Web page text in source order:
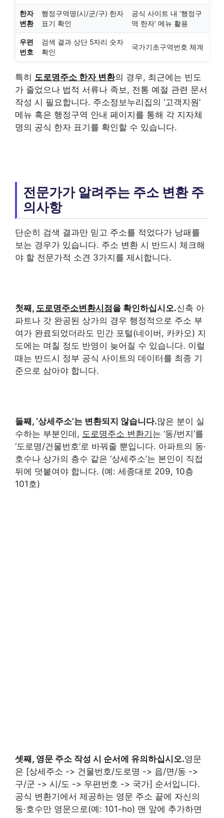
한자
변환
행정구역명(시/군/구) 한자
표기 확인
공식 사이트 내 ‘행정구
역 한자’ 메뉴 활용
우편
번호
검색 결과 상단 5자리 숫자
확인
국가기초구역번호 체계
특히 도로명주소 한자 변환의 경우, 최근에는 빈도
가 줄었으나 법적 서류나 족보, 전통 예절 관련 문서
작성 시 필요합니다. 주소정보누리집의 ‘고객지원’
메뉴 혹은 행정구역 안내 페이지를 통해 각 지자체
명의 공식 한자 표기를 확인할 수 있습니다.
전문가가 알려주는 주소 변환 주
의사항
단순히 검색 결과만 믿고 주소를 적었다가 낭패를
보는 경우가 있습니다. 주소 변환 시 반드시 체크해
야 할 전문가적 소견 3가지를 제시합니다.
첫째, 도로명주소변환시점 을 확인하십시오.신축 아
파트나 갓 완공된 상가의 경우 행정적으로 주소 부
여가 완료되었더라도 민간 포털(네이버, 카카오) 지
도에는 며칠 정도 반영이 늦어질 수 있습니다. 이럴
때는 반드시 정부 공식 사이트의 데이터를 최종 기
준으로 삼아야 합니다.
둘째, ‘상세주소’는 변환되지 않습니다.많은 분이 실
수하는 부분인데, 도로명주소 변환기 는 ‘동/번지’를
‘도로명/건물번호’로 바꿔줄 뿐입니다. 아파트의 동·
호수나 상가의 층수 같은 ‘상세주소’는 본인이 직접
뒤에 덧붙여야 합니다. (예: 세종대로 209, 10층
101호)
셋째, 영문 주소 작성 시 순서에 유의하십시오.영문
은 [상세주소 -> 건물번호/도로명 -> 읍/면/동 ->
구/군 -> 시/도 -> 우편번호 -> 국가] 순서입니다.
공식 변환기에서 제공하는 영문 주소 끝에 자신의
동·호수만 영문으로(예: 101-ho) 맨 앞에 추가하면